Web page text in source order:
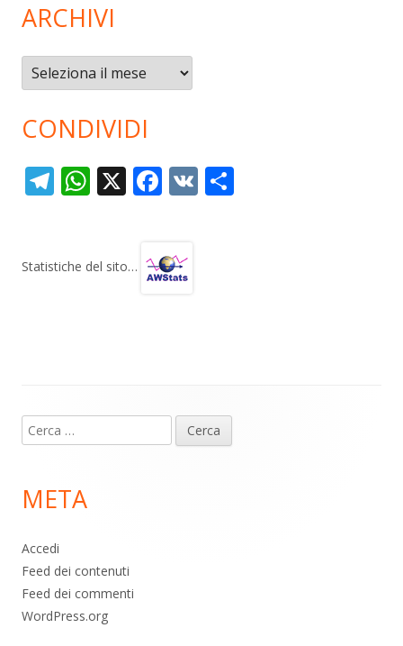
ARCHIVI
Archivi
CONDIVIDI
T
gr
W
s
X F
b
V
Statistiche del sito…
piè
pagina
Ricerca
per:
META
Accedi
Feed dei contenuti
Feed dei commenti
WordPress.org